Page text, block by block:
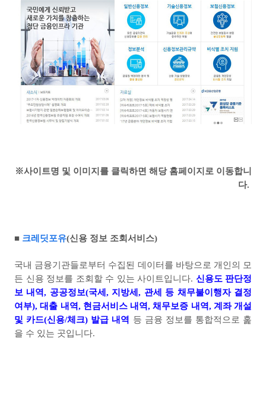
※사이트명 및 이미지를 클릭하면 해당 홈페이지로 이동합니
다.
■ 크레딧포유(신용 정보 조회서비스)
국내 금융기관들로부터 수집된 데이터를 바탕으로 개인의 모
든 신용 정보를 조회할 수 있는 사이트입니다. 신용도 판단정
보 내역, 공공정보(국세 , 지방세, 관세 등 채무불이행자 결정
여부),대출 내역, 현금서비스 내역,채무보증 내역, 계좌 개설
및 카드(신용/체크) 발급 내역 등 금융 정보를 통합적으로 훑
을 수 있는 곳입니다.